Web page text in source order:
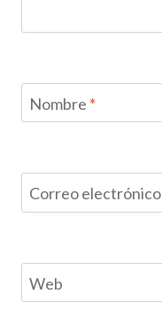
Nombre *
Correo electrónico
Web